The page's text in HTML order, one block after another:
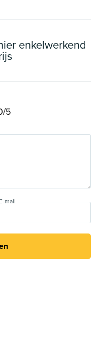
enkelwerkend
5
E-mail